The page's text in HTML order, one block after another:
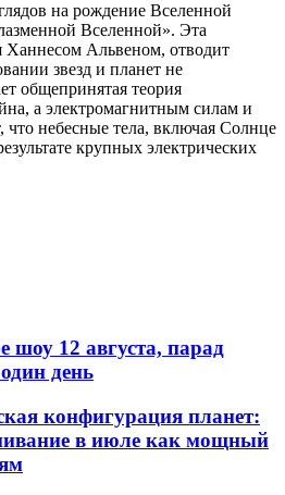
на рождение Вселенной
Вселенной». Эта
Ханнесом Альвеном, отводит
звезд и планет не
общепринятая теория
а электромагнитным силам и
что небесные тела, включая Солнце
крупных электрических
шоу 12 августа, парад
день
конфигурация планет:
в июле как мощный